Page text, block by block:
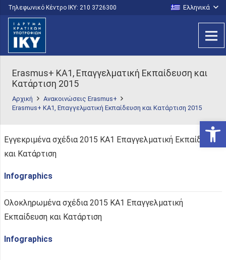
Τηλεφωνικό Κέντρο IKY: 210 3726300 Ελληνικά
Erasmus+ KA1, Επαγγελματική Εκπαίδευση και
Κατάρτιση 2015
Αρχική
Ανακοινώσεις Erasmus+
Erasmus+ KA1, Επαγγελματική Εκπαίδευση και Κατάρτιση 2015
Εγγεκριμένα σχέδια 2015 ΚΑ1 Επαγγελματική Εκπαίδευση
και Κατάρτιση
Infographics
Ολοκληρωμένα σχέδια 2015 ΚΑ1 Επαγγελματική
Εκπαίδευση και Κατάρτιση
Infographics